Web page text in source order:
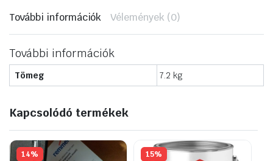
További információk Vélemények (0)
További információk
Tömeg 7.2 kg
Kapcsolódó termékek
14% 15%